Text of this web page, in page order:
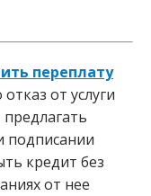
переплату
от услуги
подписании
кредит без
от нее